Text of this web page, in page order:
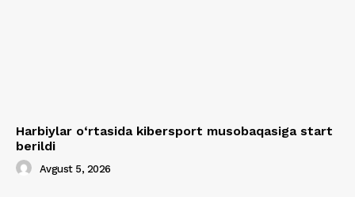
Harbiylar o‘rtasida kibersport musobaqasiga start
berildi
Avgust 5, 2026